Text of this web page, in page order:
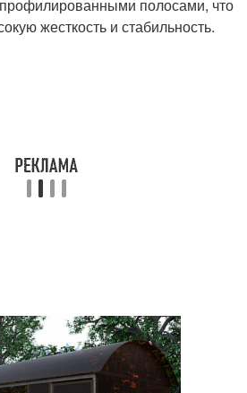
полосами, что
жесткость и стабильность.